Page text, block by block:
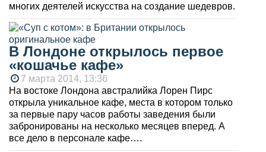
многих деятелей искусства на создание шедевров.
В Лондоне открылось первое
«кошачье кафе»
7 марта 2014, 13:36
На востоке Лондона австралийка Лорен Пирс
открыла уникальное кафе, места в котором только
за первые пару часов работы заведения были
забронированы на несколько месяцев вперед. А
все дело в персонале кафе….